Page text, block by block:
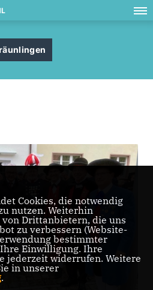
Cookies, die notwendig
nutzen. Weiterhin
Drittanbietern, die uns
zu verbessern (Website-
bestimmter
Einwilligung. Ihre
jederzeit widerrufen. Weitere
in unserer
.